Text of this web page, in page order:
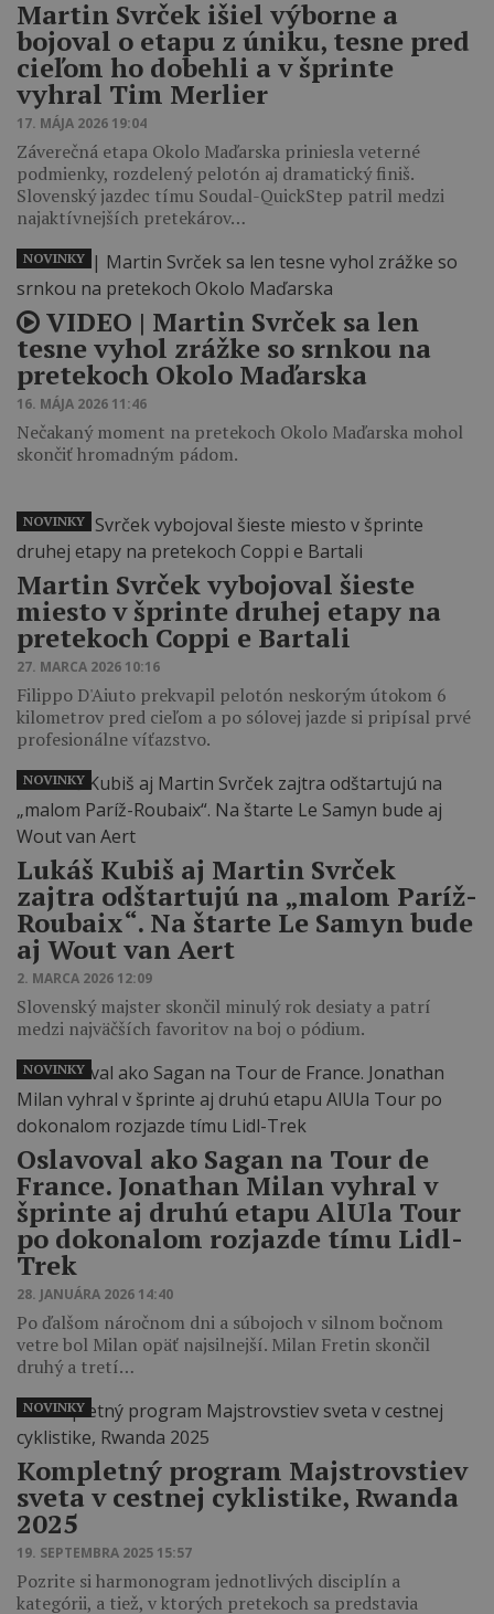
Martin Svrček išiel výborne a
bojoval o etapu z úniku, tesne pred
cieľom ho dobehli a v šprinte
vyhral Tim Merlier
17. MÁJA 2026 19:04
Záverečná etapa Okolo Maďarska priniesla veterné
podmienky, rozdelený pelotón aj dramatický finiš.
Slovenský jazdec tímu Soudal-QuickStep patril medzi
najaktívnejších pretekárov…
VIDEO | Martin Svrček sa len
tesne vyhol zrážke so srnkou na
pretekoch Okolo Maďarska
16. MÁJA 2026 11:46
Nečakaný moment na pretekoch Okolo Maďarska mohol
skončiť hromadným pádom.
NOVINKY
Martin Svrček vybojoval šieste
miesto v šprinte druhej etapy na
pretekoch Coppi e Bartali
27. MARCA 2026 10:16
Filippo D'Aiuto prekvapil pelotón neskorým útokom 6
kilometrov pred cieľom a po sólovej jazde si pripísal prvé
profesionálne víťazstvo.
NOVINKY
Lukáš Kubiš aj Martin Svrček
zajtra odštartujú na „malom Paríž-
Roubaix“. Na štarte Le Samyn bude
aj Wout van Aert
2. MARCA 2026 12:09
Slovenský majster skončil minulý rok desiaty a patrí
medzi najväčších favoritov na boj o pódium.
NOVINKY
Oslavoval ako Sagan na Tour de
France. Jonathan Milan vyhral v
šprinte aj druhú etapu AlUla Tour
po dokonalom rozjazde tímu Lidl-
Trek
28. JANUÁRA 2026 14:40
Po ďalšom náročnom dni a súbojoch v silnom bočnom
vetre bol Milan opäť najsilnejší. Milan Fretin skončil
druhý a tretí…
NOVINKY
Kompletný program Majstrovstiev
sveta v cestnej cyklistike, Rwanda
2025
19. SEPTEMBRA 2025 15:57
Pozrite si harmonogram jednotlivých disciplín a
kategórii, a tiež, v ktorých pretekoch sa predstavia
NOVINKY